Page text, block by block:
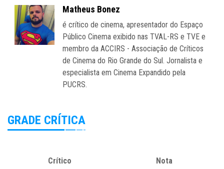
Matheus Bonez
é crítico de cinema, apresentador do Espaço
Público Cinema exibido nas TVAL-RS e TVE e
membro da ACCIRS - Associação de Críticos
de Cinema do Rio Grande do Sul. Jornalista e
especialista em Cinema Expandido pela
PUCRS.
GRADE CRÍTICA
Crítico Nota